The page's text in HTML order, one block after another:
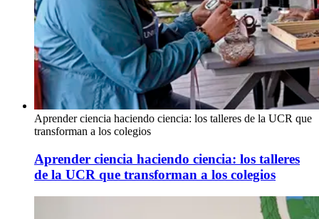
Aprender ciencia haciendo ciencia: los talleres de la UCR que
transforman a los colegios
Aprender ciencia haciendo ciencia: los talleres
de la UCR que transforman a los colegios